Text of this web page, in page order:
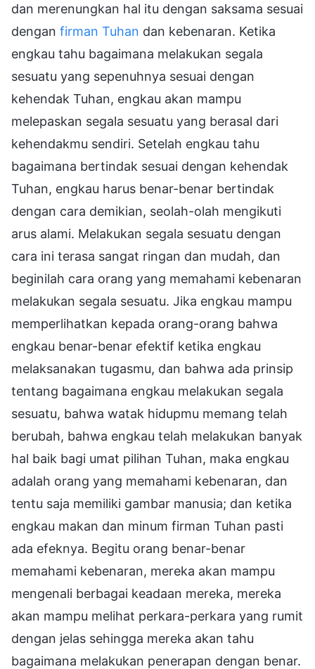
dan merenungkan hal itu dengan saksama sesuai
dengan firman Tuhan dan kebenaran. Ketika
engkau tahu bagaimana melakukan segala
sesuatu yang sepenuhnya sesuai dengan
kehendak Tuhan, engkau akan mampu
melepaskan segala sesuatu yang berasal dari
kehendakmu sendiri. Setelah engkau tahu
bagaimana bertindak sesuai dengan kehendak
Tuhan, engkau harus benar-benar bertindak
dengan cara demikian, seolah-olah mengikuti
arus alami. Melakukan segala sesuatu dengan
cara ini terasa sangat ringan dan mudah, dan
beginilah cara orang yang memahami kebenaran
melakukan segala sesuatu. Jika engkau mampu
memperlihatkan kepada orang-orang bahwa
engkau benar-benar efektif ketika engkau
melaksanakan tugasmu, dan bahwa ada prinsip
tentang bagaimana engkau melakukan segala
sesuatu, bahwa watak hidupmu memang telah
berubah, bahwa engkau telah melakukan banyak
hal baik bagi umat pilihan Tuhan, maka engkau
adalah orang yang memahami kebenaran, dan
tentu saja memiliki gambar manusia; dan ketika
engkau makan dan minum firman Tuhan pasti
ada efeknya. Begitu orang benar-benar
memahami kebenaran, mereka akan mampu
mengenali berbagai keadaan mereka, mereka
akan mampu melihat perkara-perkara yang rumit
dengan jelas sehingga mereka akan tahu
bagaimana melakukan penerapan dengan benar.